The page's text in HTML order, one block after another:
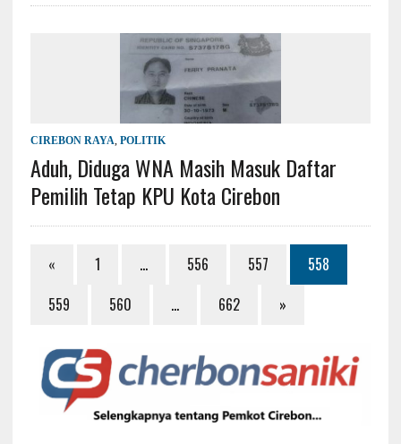
CIREBON RAYA, POLITIK
Aduh, Diduga WNA Masih Masuk Daftar
Pemilih Tetap KPU Kota Cirebon
« 1 … 556 557
558
559
560 … 662 »